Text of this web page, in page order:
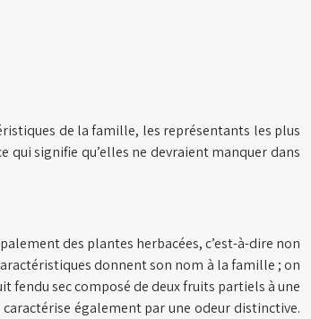
de la famille, les représentants les plus
signifie qu’elles ne devraient manquer dans
des plantes herbacées, c’est-à-dire non
donnent son nom à la famille ; on
sec composé de deux fruits partiels à une
également par une odeur distinctive.